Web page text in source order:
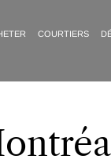
COURTIERS